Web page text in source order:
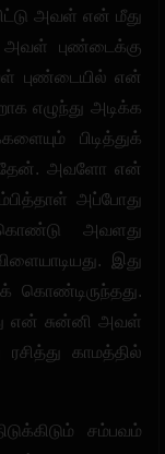
அவள் என் மீது
அவள் புண்டைக்கு
புண்டையில் என்
எழுந்து அடிக்க
பிடித்துக்
அவளோ என்
அப்போது
அவளது
இது
கொண்டிருந்தது.
என் சுன்னி அவள்
காமத்தில்
சம்பவம்